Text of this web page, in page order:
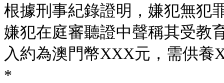
根據刑事紀錄證明，嫌犯無犯
嫌犯在庭審聽證中聲稱其受教
入約為澳門幣XXX元，需供養
*